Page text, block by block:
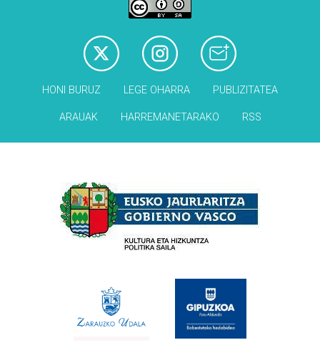
HONI BURUZ LEGE OHARRA PUBLIZITATEA
ARAUAK HARREMANETARAKO RSS